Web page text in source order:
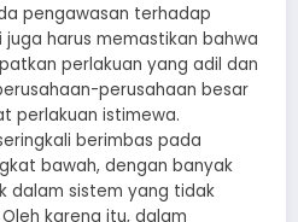
pengawasan terhadap
harus memastikan bahwa
perlakuan yang adil dan
perusahaan besar
perlakuan istimewa.
berimbas pada
bawah, dengan banyak
dalam sistem yang tidak
karena itu, dalam